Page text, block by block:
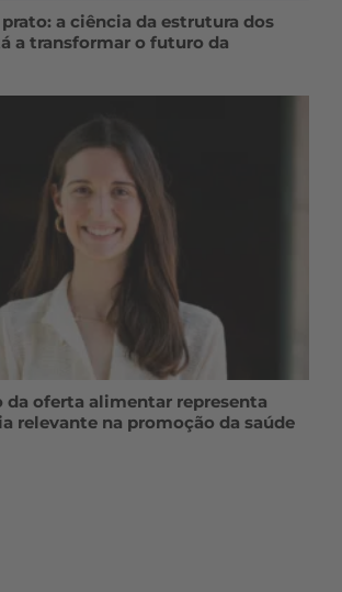
a ciência da estrutura dos
a transformar o futuro da
da oferta alimentar representa
relevante na promoção da saúde